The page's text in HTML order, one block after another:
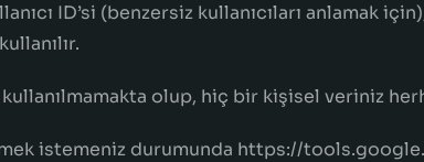
ID’si (benzersiz kullanıcıları anlamak
olup, hiç bir kişisel veriniz
istemeniz durumunda https://